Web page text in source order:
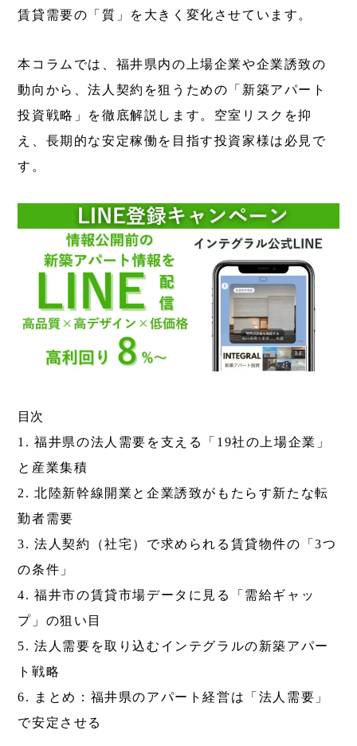
賃貸需要の「質」を大きく変化させています。
本コラムでは、福井県内の上場企業や企業誘致の
動向から、法人契約を狙うための「新築アパート
投資戦略」を徹底解説します。空室リスクを抑
え、長期的な安定稼働を目指す投資家様は必見で
す。
目次
1. 福井県の法人需要を支える「19社の上場企業」
と産業集積
2. 北陸新幹線開業と企業誘致がもたらす新たな転
勤者需要
3. 法人契約（社宅）で求められる賃貸物件の「3つ
の条件」
4. 福井市の賃貸市場データに見る「需給ギャッ
プ」の狙い目
5. 法人需要を取り込むインテグラルの新築アパー
ト戦略
6. まとめ：福井県のアパート経営は「法人需要」
で安定させる